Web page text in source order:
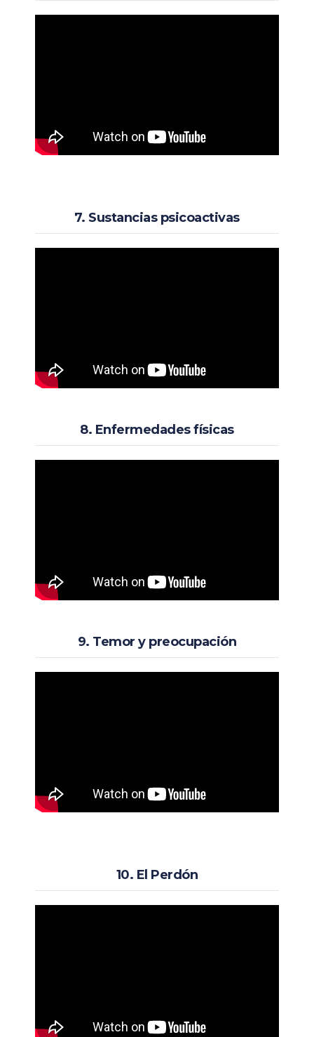
7. Sustancias psicoactivas
8. Enfermedades físicas
9. Temor y preocupación
10. El Perdón